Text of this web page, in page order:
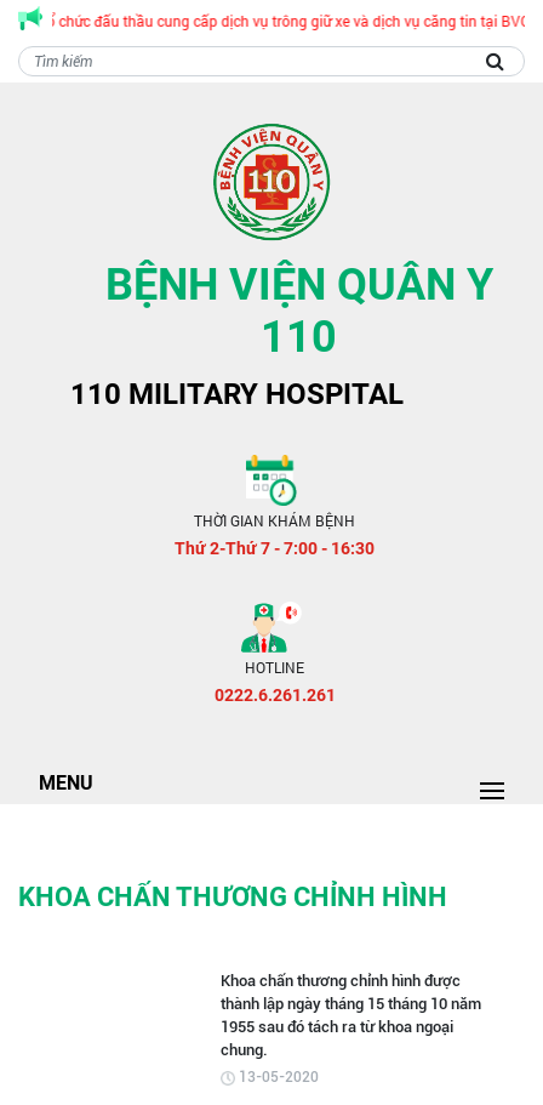
Tổ chức đấu thầu cung cấp dịch vụ trông giữ xe và dịch vụ căng tin tại
BỆNH VIỆN QUÂN Y
110
110 MILITARY HOSPITAL
THỜI GIAN KHÁM BỆNH
Thứ 2-Thứ 7 - 7:00 - 16:30
HOTLINE
0222.6.261.261
MENU
KHOA CHẤN THƯƠNG CHỈNH HÌNH
Khoa chấn thương chỉnh hình được
thành lập ngày tháng 15 tháng 10 năm
1955 sau đó tách ra từ khoa ngoại
chung.
13-05-2020